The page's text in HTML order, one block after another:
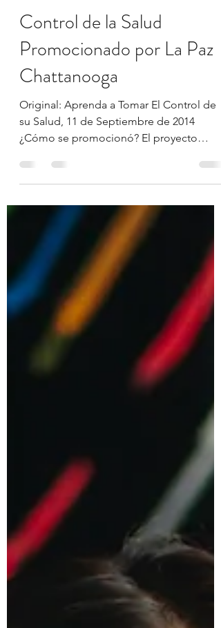
16 oct 2024
1 min de lectura
Control de la Salud
Promocionado por La Paz
Chattanooga
Original: Aprenda a Tomar El Control de
¿Cómo se promocionó? El proyecto
Control de la Salud se...